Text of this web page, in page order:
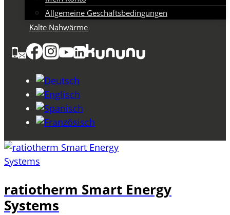
Allgemeine Geschäftsbedingungen
Kalte Nahwärme
ratiotherm Smart Energy
Systems